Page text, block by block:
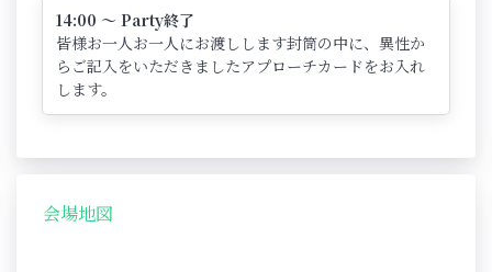
14:00 ～ Party終了
皆様お一人お一人にお渡しします封筒の中に、異性か
らご記入をいただきましたアプローチカードをお入れ
します。
会場地図